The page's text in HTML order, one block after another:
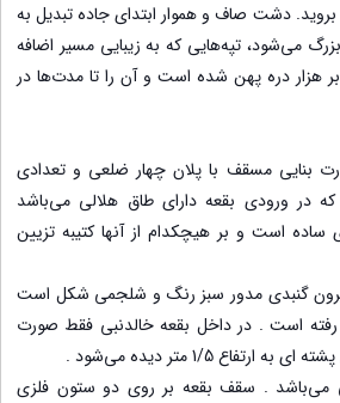
دشت صاف و هموار ابتدای جاده تبدیل به
می‌شود، تپه‌هایی که به زیبایی مسیر اضافه
هزار دره پهن شده است و آن را تا مدت‌ها در
بنایی مسقف با پلان چهار ضلعی و تعدادی
در ورودی بقعه دارای طاق هلالی می‌باشد
ساده است و بر هیچکدام از آنها کتیبه تزیین
گنبدی مدور سبز رنگ و شلجمی شکل است
رفته است . در داخل بقعه خالدنبی فقط صورت
1/5 متر دیده می‌شود .
می‌باشد . سقف بقعه بر روی دو ستون فلزی